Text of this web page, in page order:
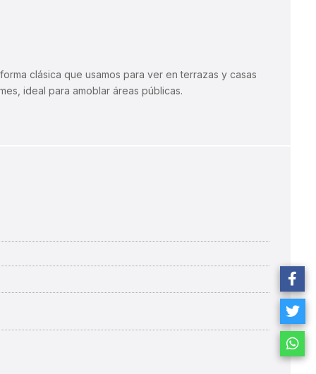
clásica que usamos para ver en terrazas y casas
ideal para amoblar áreas públicas.